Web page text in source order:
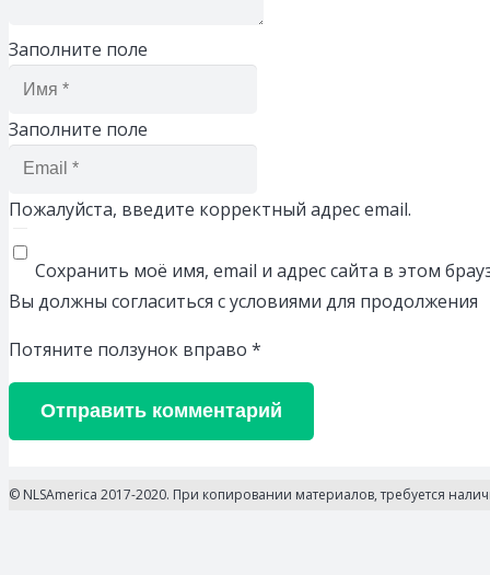
Заполните поле
Заполните поле
Пожалуйста, введите корректный адрес email.
Сохранить моё имя, email и адрес сайта в этом
Вы должны согласиться с условиями для продолжения
Потяните ползунок вправо *
Отправить комментарий
© NLSAmerica 2017-2020. При копировании материалов, требуется